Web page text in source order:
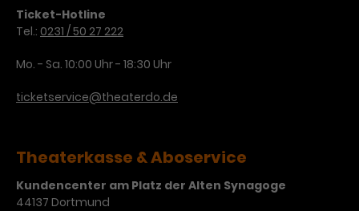
Ticket-Hotline
Tel.: 0231 / 50 27 222
Mo. - Sa. 10:00 Uhr - 18:30 Uhr
ticketservice@theaterdo.de
Theaterkasse & Aboservice
Kundencenter am Platz der Alten Synagoge
44137 Dortmund